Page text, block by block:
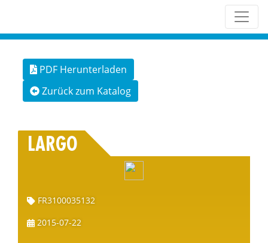
PDF Herunterladen
Zurück zum Katalog
LARGO
FR3100035132
2015-07-22